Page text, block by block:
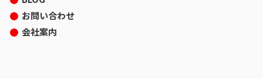
お問い合わせ
会社案内